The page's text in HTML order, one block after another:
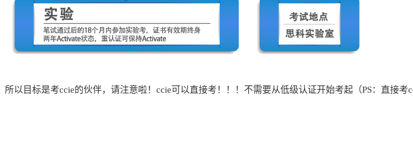
所以目标是考ccie的伙伴，请注意啦！ccie可以直接考！！！不需要从低级认证开始考起（PS：直接